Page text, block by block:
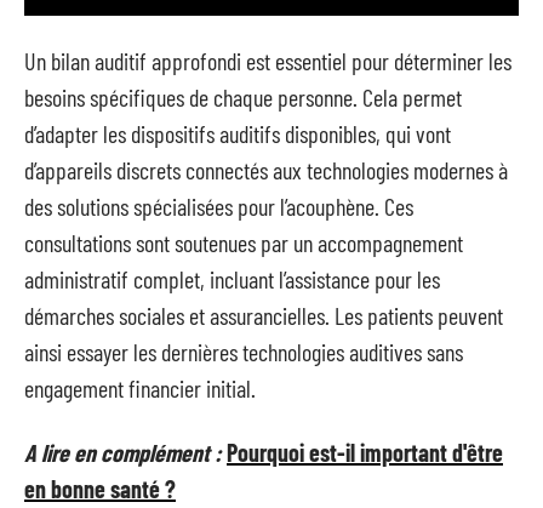
Un bilan auditif approfondi est essentiel pour déterminer les
besoins spécifiques de chaque personne. Cela permet
d’adapter les dispositifs auditifs disponibles, qui vont
d’appareils discrets connectés aux technologies modernes à
des solutions spécialisées pour l’acouphène. Ces
consultations sont soutenues par un accompagnement
administratif complet, incluant l’assistance pour les
démarches sociales et assurancielles. Les patients peuvent
ainsi essayer les dernières technologies auditives sans
engagement financier initial.
A lire en complément :Pourquoi est-il important d'être
en bonne santé ?